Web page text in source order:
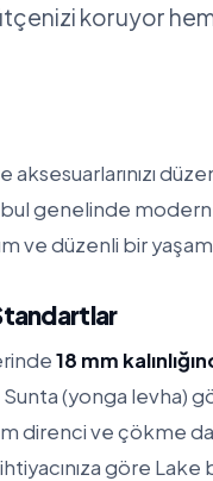
koruyor
genelinde
ve düzenli bir yaşam
18 mm
Sunta (yonga levha)
ve çökme
göre